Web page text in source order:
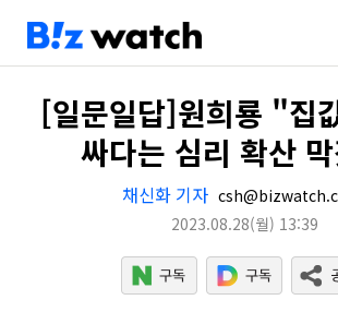
[일문일답]원희룡 "집
싸다는 심리 확산
채신화 기자
2023.08.28(월) 13:39